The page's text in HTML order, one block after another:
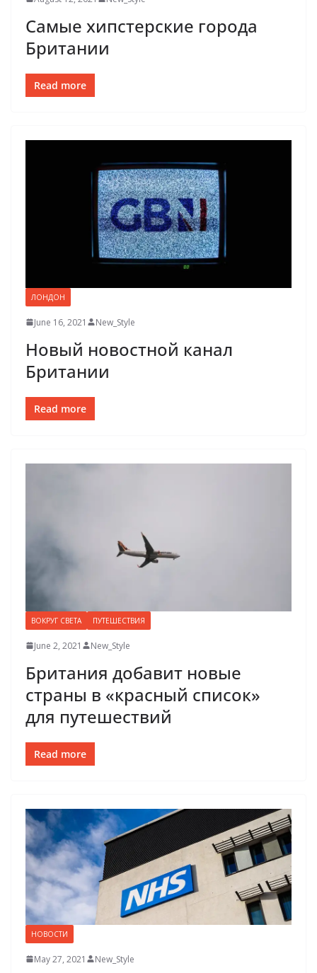
Самые хипстерские города
Британии
Read more
ЛОНДОН
June 16, 2021 New_Style
Новый новостной канал
Британии
Read more
ВОКРУГ СВЕТА ПУТЕШЕСТВИЯ
June 2, 2021 New_Style
Британия добавит новые
страны в «красный список»
для путешествий
Read more
НОВОСТИ
May 27, 2021 New_Style